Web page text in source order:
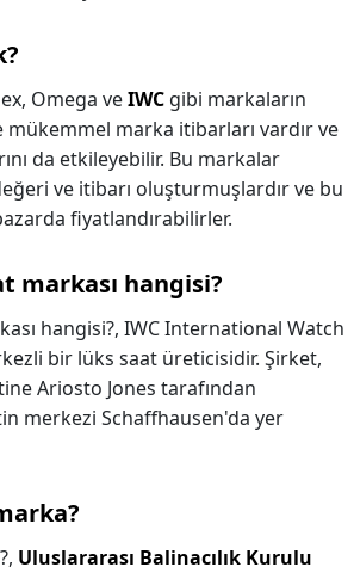
Omega veIWC gibi markaların
marka itibarları vardır ve
da etkileyebilir. Bu markalar
ve itibarı oluşturmuşlardır ve bu
fiyatlandırabilirler.
markası hangisi?
hangisi?, IWC International Watch
bir lüks saat üreticisidir. Şirket,
Ariosto Jones tarafından
merkezi Schaffhausen'da yer
Uluslararası Balinacılık Kurulu